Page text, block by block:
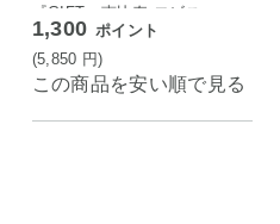
『GIFT』恵比寿 ヱビス
1,300 ポイント
(5,850 円)
この商品を安い順で見る